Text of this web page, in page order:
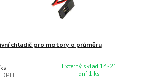
chladič pro motory o průměru
ks
Externý sklad 14-21
dní 1 ks